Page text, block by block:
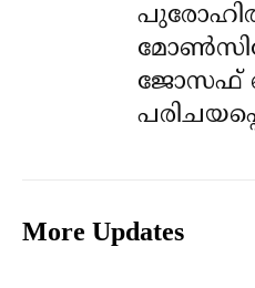
ജോസഫ്
More Updates